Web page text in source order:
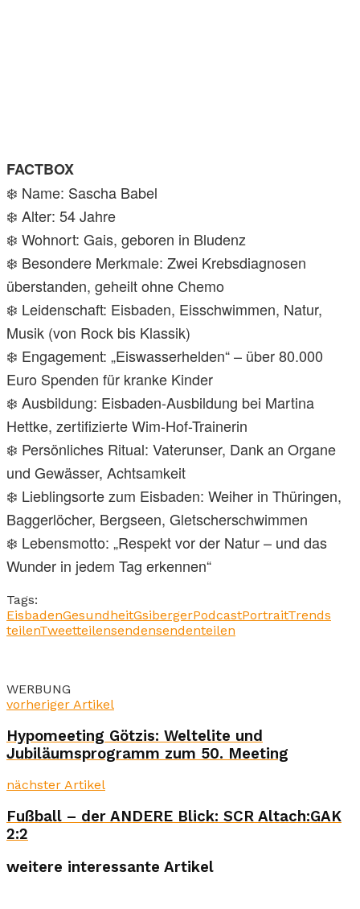
FACTBOX
❄️ Name: Sascha Babel
❄️ Alter: 54 Jahre
❄️ Wohnort: Gais, geboren in Bludenz
❄️ Besondere Merkmale: Zwei Krebsdiagnosen
überstanden, geheilt ohne Chemo
❄️ Leidenschaft: Eisbaden, Eisschwimmen, Natur,
Musik (von Rock bis Klassik)
❄️ Engagement: „Eiswasserhelden“ – über 80.000
Euro Spenden für kranke Kinder
❄️ Ausbildung: Eisbaden-Ausbildung bei Martina
Hettke, zertifizierte Wim-Hof-Trainerin
❄️ Persönliches Ritual: Vaterunser, Dank an Organe
und Gewässer, Achtsamkeit
❄️ Lieblingsorte zum Eisbaden: Weiher in Thüringen,
Baggerlöcher, Bergseen, Gletscherschwimmen
❄️ Lebensmotto: „Respekt vor der Natur – und das
Wunder in jedem Tag erkennen“
Tags:
EisbadenGesundheitGsibergerPodcastPortraitTrends
teilenTweetteilensendensendenteilen
WERBUNG
vorheriger Artikel
Hypomeeting Götzis: Weltelite und
Jubiläumsprogramm zum 50. Meeting
nächster Artikel
Fußball – der ANDERE Blick: SCR Altach:GAK
2:2
weitere interessante Artikel